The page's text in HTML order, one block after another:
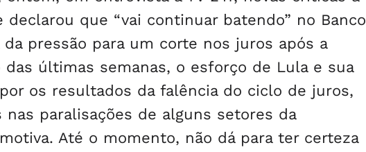
declarou que “vai continuar batendo” no Banco
pressão para um corte nos juros após a
últimas semanas, o esforço de Lula e sua
os resultados da falência do ciclo de juros,
paralisações de alguns setores da
Até o momento, não dá para ter certeza